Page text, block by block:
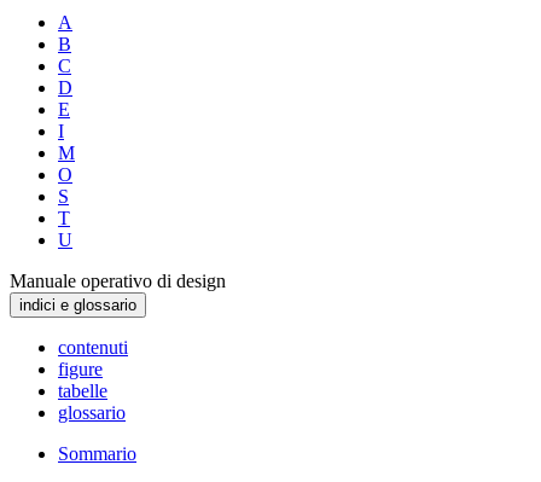
A
B
C
D
E
I
M
O
S
T
U
Manuale operativo di design
indici e glossario
contenuti
figure
tabelle
glossario
Sommario